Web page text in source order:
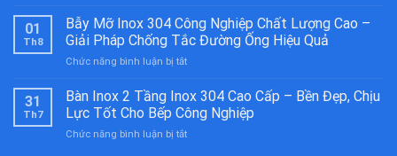
Inox
304
Cao
Cấp
Bền
Bỉ
Cho
Nhà
Hâm
Nóng
Thức
Ăn
Nghiệp
Inox
304
Cao
01
Th8
Bẫy Mỡ Inox 304 Công Nghiệp Chất Lượng Cao –
Giải Pháp Chống Tắc Đường Ống Hiệu Quả
Chức năng bình luận bị tắtở
Mỡ
Inox
304
Công
31
Th7
Bàn Inox 2 Tầng Inox 304 Cao Cấp – Bền Đẹp, Chịu
Lực Tốt Cho Bếp Công Nghiệp
Chức năng bình luận bị tắtở